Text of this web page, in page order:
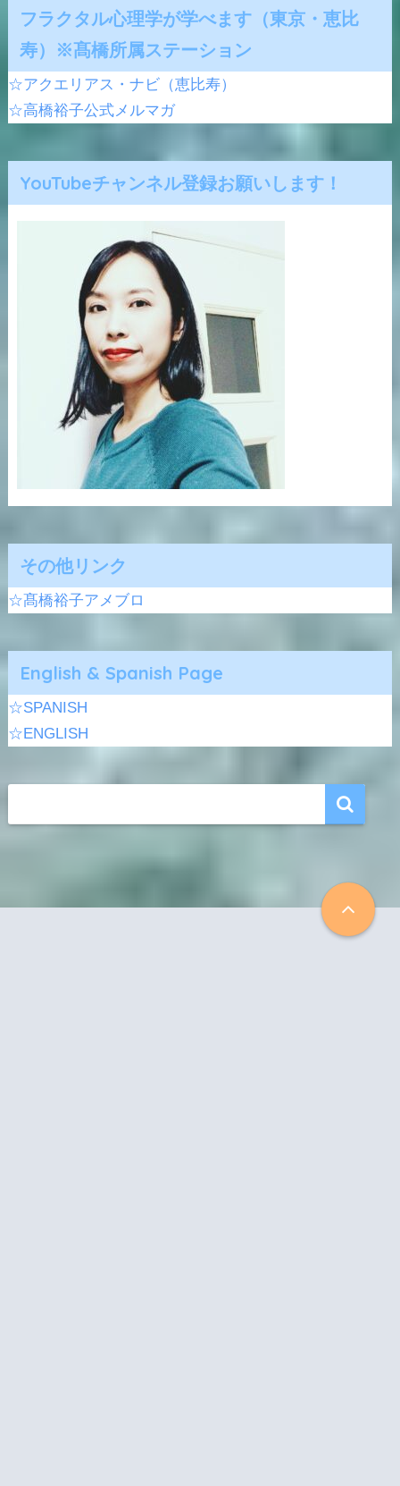
フラクタル心理学が学べます（東京・恵比
寿）※髙橋所属ステーション
☆アクエリアス・ナビ（恵比寿）
☆高橋裕子公式メルマガ
YouTubeチャンネル登録お願いします！
その他リンク
☆髙橋裕子アメブロ
English & Spanish Page
☆SPANISH
☆ENGLISH